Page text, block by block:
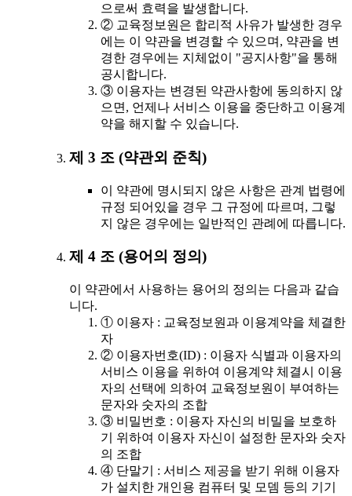
으로써 효력을 발생합니다.
② 교육정보원은 합리적 사유가 발생한 경우
에는 이 약관을 변경할 수 있으며, 약관을 변
경한 경우에는 지체없이 "공지사항"을 통해
공시합니다.
③ 이용자는 변경된 약관사항에 동의하지 않
으면, 언제나 서비스 이용을 중단하고 이용계
약을 해지할 수 있습니다.
제 3 조 (약관외 준칙)
이 약관에 명시되지 않은 사항은 관계 법령에
규정 되어있을 경우 그 규정에 따르며, 그렇
지 않은 경우에는 일반적인 관례에 따릅니다.
제 4 조 (용어의 정의)
이 약관에서 사용하는 용어의 정의는 다음과 같습
니다.
① 이용자 : 교육정보원과 이용계약을 체결한
자
② 이용자번호(ID) : 이용자 식별과 이용자의
서비스 이용을 위하여 이용계약 체결시 이용
자의 선택에 의하여 교육정보원이 부여하는
문자와 숫자의 조합
③ 비밀번호 : 이용자 자신의 비밀을 보호하
기 위하여 이용자 자신이 설정한 문자와 숫자
의 조합
④ 단말기 : 서비스 제공을 받기 위해 이용자
가 설치한 개인용 컴퓨터 및 모뎀 등의 기기